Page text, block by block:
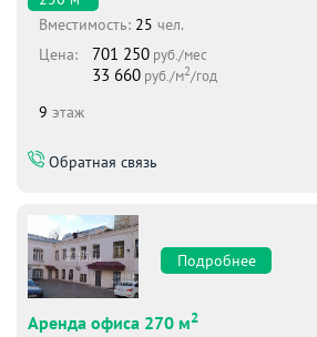
Вместимоcть: 25 чел.
Цена:
701 250 руб./мес
33 660 руб./м2/год
9 этаж
Обратная связь
Подробнее
Аренда офиса 270 м2